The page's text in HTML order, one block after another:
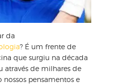
da
? É um frente de
que surgiu na década
através de milhares de
pensamentos e